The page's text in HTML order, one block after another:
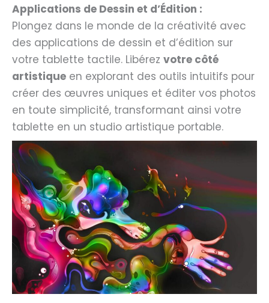
Applications de Dessin et d’Édition :
Plongez dans le monde de la créativité avec
des applications de dessin et d’édition sur
votre tablette tactile. Libérez votre côté
artistique en explorant des outils intuitifs pour
créer des œuvres uniques et éditer vos photos
en toute simplicité, transformant ainsi votre
tablette en un studio artistique portable.